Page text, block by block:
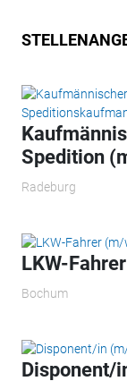
Spedition
Radeburg
LKW-
Bochum
Disponent/